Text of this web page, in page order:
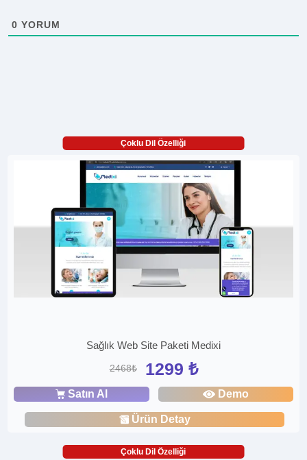
0 YORUM
Çoklu Dil Özelliği
Sağlık Web Site Paketi Medixi
2468₺ 1299 ₺
Satın Al Demo
Ürün Detay
Çoklu Dil Özelliği